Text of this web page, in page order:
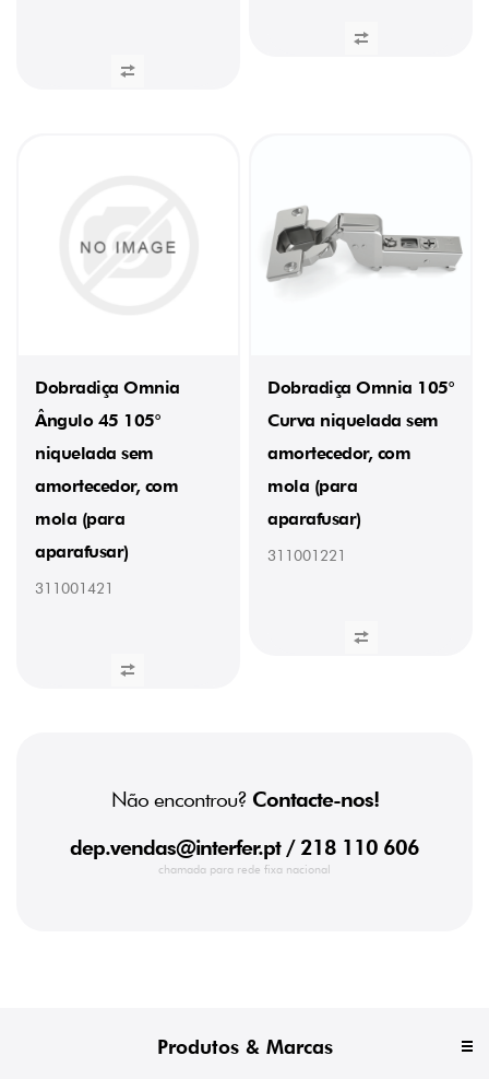
Dobradiça Omnia
Ângulo 45 105°
niquelada sem
amortecedor, com
mola (para
aparafusar)
311001421
Dobradiça Omnia 105°
Curva niquelada sem
amortecedor, com
mola (para
aparafusar)
311001221
Não encontrou? Contacte-nos!
dep.vendas@interfer.pt/ 218 110 606
chamada para rede fixa nacional
Produtos & Marcas